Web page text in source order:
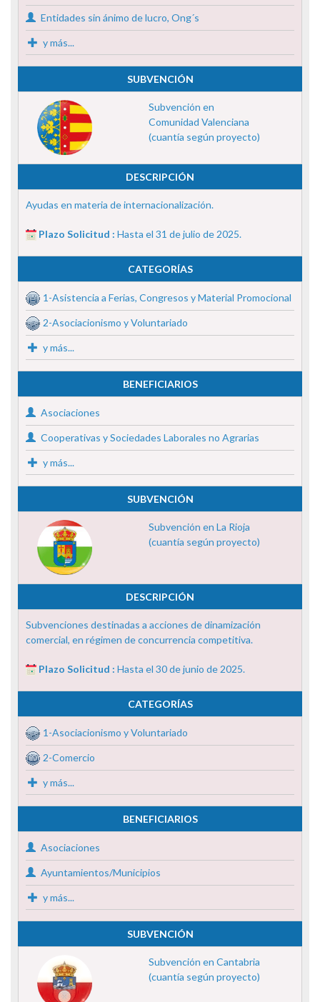
Entidades sin ánimo de lucro, Ong´s
y más...
SUBVENCIÓN
Subvención en
Comunidad Valenciana
(cuantía según proyecto)
DESCRIPCIÓN
Ayudas en materia de internacionalización.
Plazo Solicitud : Hasta el 31 de julio de 2025.
CATEGORÍAS
1-Asistencia a Ferias, Congresos y Material Promocional
2-Asociacionismo y Voluntariado
y más...
BENEFICIARIOS
Asociaciones
Cooperativas y Sociedades Laborales no Agrarias
y más...
SUBVENCIÓN
Subvención en La Rioja
(cuantía según proyecto)
DESCRIPCIÓN
Subvenciones destinadas a acciones de dinamización
comercial, en régimen de concurrencia competitiva.
Plazo Solicitud : Hasta el 30 de junio de 2025.
CATEGORÍAS
1-Asociacionismo y Voluntariado
2-Comercio
y más...
BENEFICIARIOS
Asociaciones
Ayuntamientos/Municipios
y más...
SUBVENCIÓN
Subvención en Cantabria
(cuantía según proyecto)